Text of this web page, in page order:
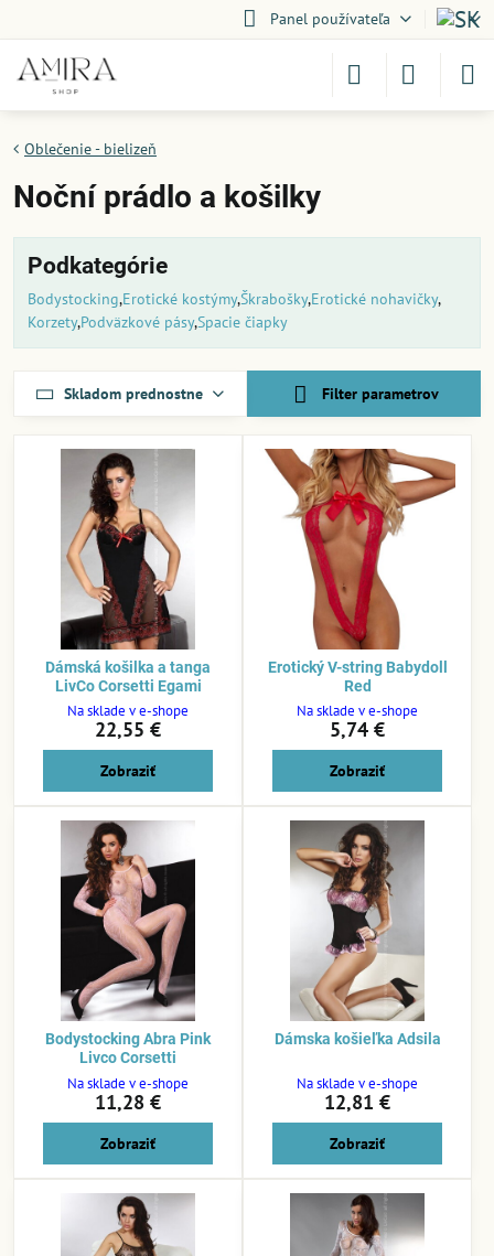
Panel používateľa
Oblečenie - bielizeň
Noční prádlo a košilky
Podkategórie
Bodystocking Erotické kostýmyŠkrabošky Erotické nohavičky
Korzety Podväzkové pásySpacie čiapky
Skladom prednostne Filter parametrov
Dámská košilka a tanga
LivCo Corsetti Egami
Na sklade v e-shope
22,55 €
Zobraziť
Erotický V-string Babydoll
Red
Na sklade v e-shope
5,74 €
Zobraziť
Bodystocking Abra Pink
Livco Corsetti
Na sklade v e-shope
11,28 €
Zobraziť
Dámska košieľka Adsila
Na sklade v e-shope
12,81 €
Zobraziť